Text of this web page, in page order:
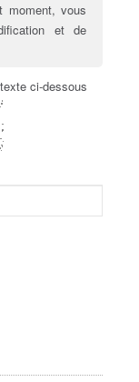
moment, vous
et de
ci-dessous